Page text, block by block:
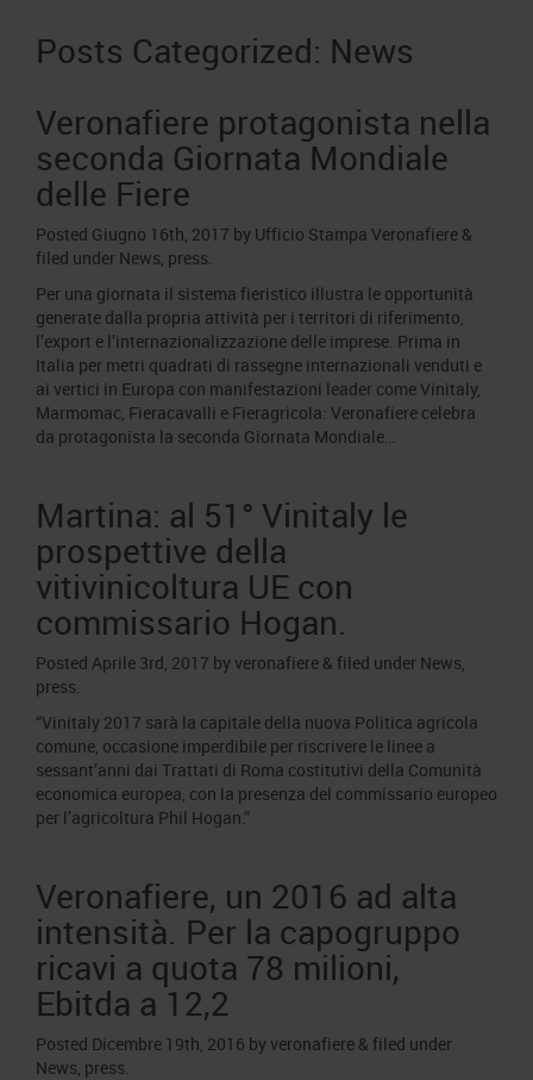
Parità di genere
Modello di Organizzazione, Gestione e Controllo
Codice Etico
Responsabilità Sociale d’Impresa
Responsabilità ambientale
Certificazioni riconosciute
Società trasparente
Compensi Organi Societari
Bilanci Societari
Servizi in quartiere per la stampa
Lavora con noi
Contatti
Posts Categorized: News
Veronafiere protagonista nella
seconda Giornata Mondiale
delle Fiere
Posted Giugno 16th, 2017 by Ufficio Stampa Veronafiere &
filed under News, press.
Per una giornata il sistema fieristico illustra le opportunità
generate dalla propria attività per i territori di riferimento,
l’export e l’internazionalizzazione delle imprese. Prima in
Italia per metri quadrati di rassegne internazionali venduti e
ai vertici in Europa con manifestazioni leader come Vinitaly,
Marmomac, Fieracavalli e Fieragricola: Veronafiere celebra
da protagonista la seconda Giornata Mondiale…
Martina: al 51° Vinitaly le
prospettive della
vitivinicoltura UE con
commissario Hogan.
Posted Aprile 3rd, 2017 by veronafiere & filed under News,
press.
“Vinitaly 2017 sarà la capitale della nuova Politica agricola
comune, occasione imperdibile per riscrivere le linee a
sessant’anni dai Trattati di Roma costitutivi della Comunità
economica europea, con la presenza del commissario europeo
per l’agricoltura Phil Hogan.”
Veronafiere, un 2016 ad alta
intensità. Per la capogruppo
ricavi a quota 78 milioni,
Ebitda a 12,2
Posted Dicembre 19th, 2016 by veronafiere & filed under
News, press.